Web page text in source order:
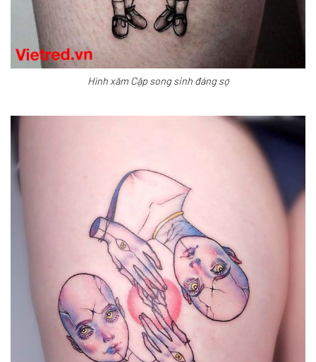
Hình xăm Cặp song sinh đáng sợ